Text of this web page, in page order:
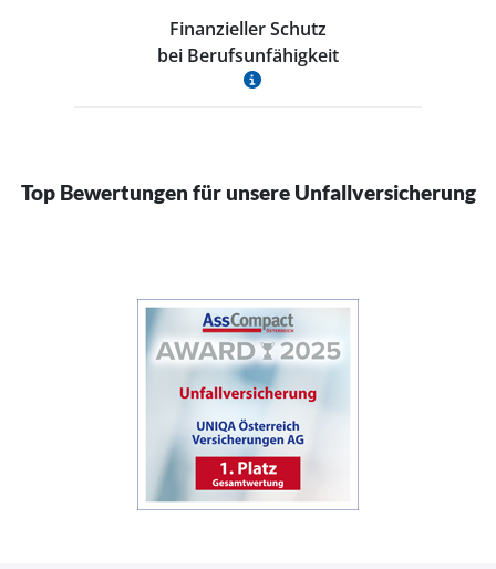
Finanzieller Schutz
bei Berufsunfähigkeit
Top Bewertungen für unsere Unfallversicherung